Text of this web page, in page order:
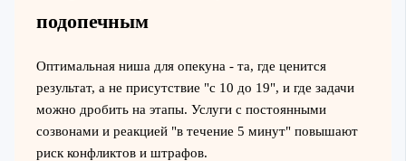
подопечным
Оптимальная ниша для опекуна - та, где ценится
результат, а не присутствие "с 10 до 19", и где задачи
можно дробить на этапы. Услуги с постоянными
созвонами и реакцией "в течение 5 минут" повышают
риск конфликтов и штрафов.